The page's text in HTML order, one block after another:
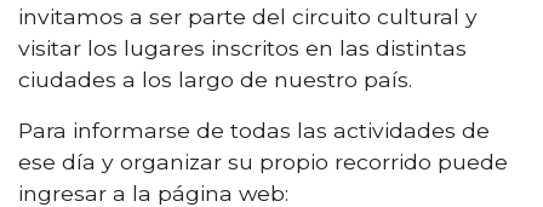
invitamos a ser parte del circuito cultural y
visitar los lugares inscritos en las distintas
ciudades a los largo de nuestro país.
Para informarse de todas las actividades de
ese día y organizar su propio recorrido puede
ingresar a la página web: